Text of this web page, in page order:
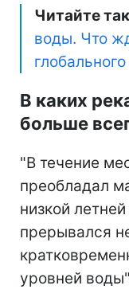
Читайте
воды. Что
В каких
больше
"В течение
преобладал
низкой
прерывался
уровней